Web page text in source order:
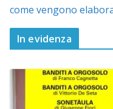
come vengono
In evidenza